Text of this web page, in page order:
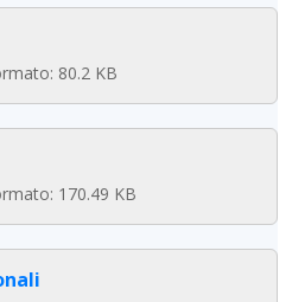
80.2 KB
170.49 KB